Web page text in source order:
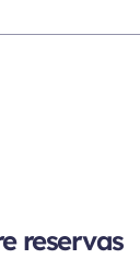
reservas